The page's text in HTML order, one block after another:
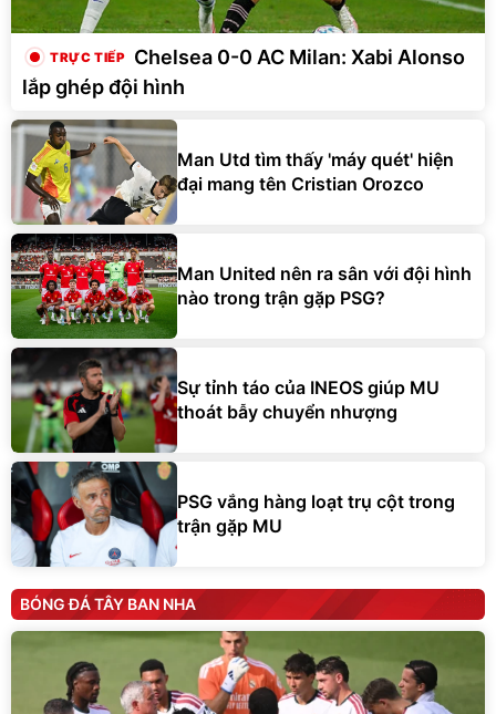
Chelsea 0-0 AC Milan: Xabi Alonso
lắp ghép đội hình
Man Utd tìm thấy 'máy quét' hiện
đại mang tên Cristian Orozco
Man United nên ra sân với đội hình
nào trong trận gặp PSG?
Sự tỉnh táo của INEOS giúp MU
thoát bẫy chuyển nhượng
PSG vắng hàng loạt trụ cột trong
trận gặp MU
BÓNG ĐÁ TÂY BAN NHA